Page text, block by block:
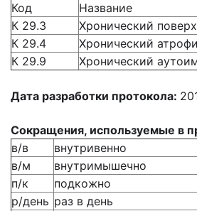
Код
Название
К 29.3
Хронический
К 29.4
Хронический
К 29.9
Хронический
Дата разработки протокола:
Сокращения, используемые в
в/в
внутривенно
в/м
внутримышечно
п/к
подкожно
р/день раз в день